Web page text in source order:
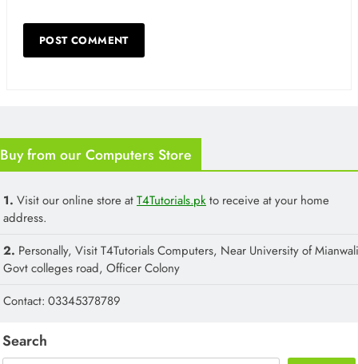
Buy from our Computers Store
1. Visit our online store atT4Tutorials.pkto receive at your home
address.
2. Personally, Visit T4Tutorials Computers, Near University of
Govt colleges road, Officer Colony
Contact: 03345378789
Search